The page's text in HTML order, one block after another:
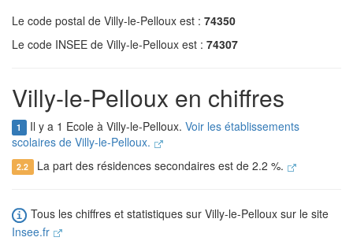
Le code postal de Villy-le-Pelloux est : 74350
Le code INSEE de Villy-le-Pelloux est : 74307
Villy-le-Pelloux en chiffres
1 Il y a 1 Ecole à Villy-le-Pelloux. Voir les établissements
scolaires de Villy-le-Pelloux.
2.2 La part des résidences secondaires est de 2.2 %.
Tous les chiffres et statistiques sur Villy-le-Pelloux sur le site
Insee.fr